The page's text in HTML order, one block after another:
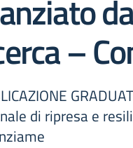
–
di ripresa e